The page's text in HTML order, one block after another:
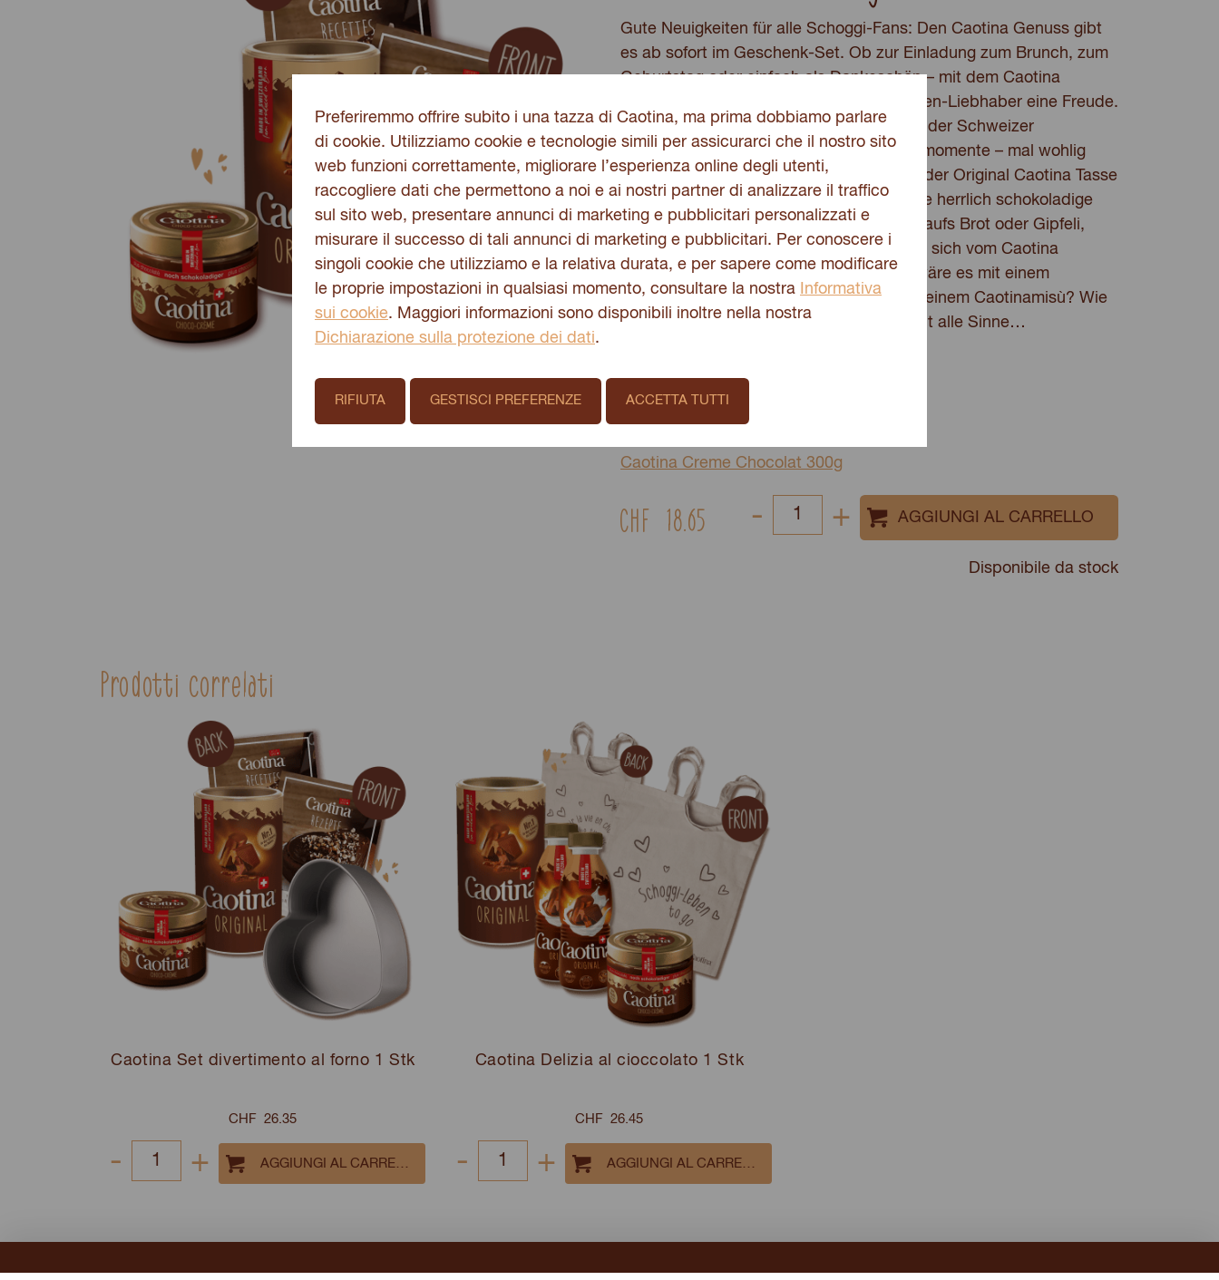
Gute Neuigkeiten für alle Schoggi-Fans: Den Caotina Genuss gibt
es ab sofort im Geschenk-Set. Ob zur Einladung zum Brunch, zum
Geburtstag oder einfach als Dankeschön – mit dem Caotina
Genuss-Set machst du jedem Schokoladen-Liebhaber eine Freude.
Seit mehr als 50 Jahren sorgt Caotina mit der Schweizer
Schokolade zum Trinken für pure Genussmomente – mal wohlig
warm und auch mal erfrischend kühl. Mit der Original Caotina Tasse
wird der Genussmoment perfekt! Dazu die herrlich schokoladige
und palmölfreie Caotina Crème Chocolat aufs Brot oder Gipfeli,
mmhh… Und wer Lust auf mehr hat, kann sich vom Caotina
Rezeptbüchlein inspirieren lassen – wie wäre es mit einem
Schoggi-Küchlein, feinen Cupcakes oder einem Caotinamisù? Wie
gesagt, das Caotina Genuss-Set verwöhnt alle Sinne…
Caotina Creme Chocolat 300g
CHF 18.65 - +
Disponibile da stock
Prodotti correlati
Caotina Set divertimento al forno 1 Stk
CHF26.35
- +
and
Caotina Delizia al cioccolato 1 Stk
CHF26.45
- +
and
Preferiremmo offrire subito i una tazza di Caotina, ma prima dobbiamo parlare
di cookie. Utilizziamo cookie e tecnologie simili per assicurarci che il nostro sito
web funzioni correttamente, migliorare l’esperienza online degli utenti,
raccogliere dati che permettono a noi e ai nostri partner di analizzare il traffico
sul sito web, presentare annunci di marketing e pubblicitari personalizzati e
misurare il successo di tali annunci di marketing e pubblicitari. Per conoscere i
singoli cookie che utilizziamo e la relativa durata, e per sapere come modificare
le proprie impostazioni in qualsiasi momento, consultare la nostra
Informativa
sui cookie. Maggiori informazioni sono disponibili inoltre nella nostra
Dichiarazione sulla protezione dei dati.
RIFIUTA GESTISCI PREFERENZE ACCETTA TUTTI